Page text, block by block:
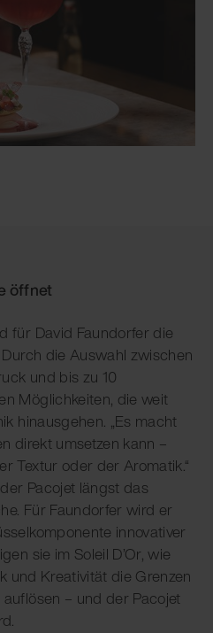
öffnet
für David Faundorfer die
die Auswahl zwischen
und bis zu 10
Möglichkeiten, die weit
hinausgehen. „Es macht
direkt umsetzen kann –
Textur oder der Aromatik.“
Pacojet längst das
Für Faundorfer wird er
innovativer
sie im Soleil D’Or, wie
und Kreativität die Grenzen
– und der Pacojet